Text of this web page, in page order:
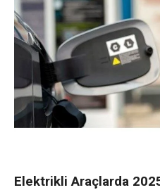
Elektrikli Araçlarda